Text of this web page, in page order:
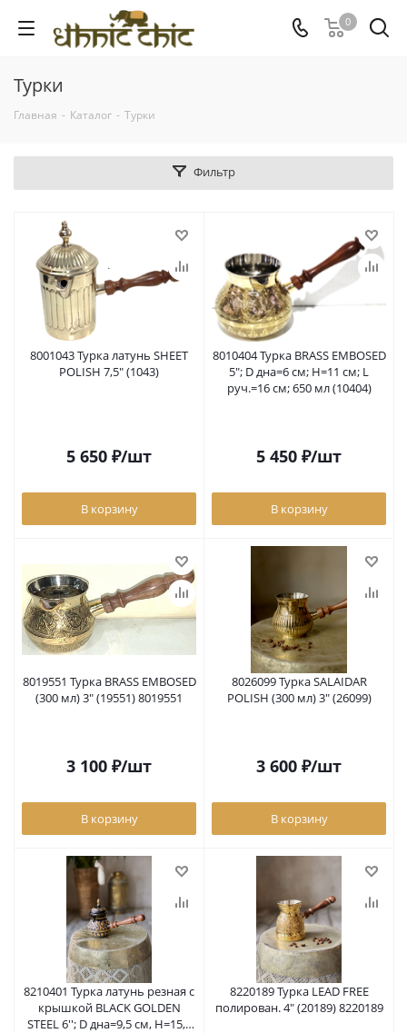
0
Турки
Главная - Каталог - Турки
Фильтр
8001043 Турка латунь SHEET
POLISH 7,5" (1043)
5 650 ₽/шт
В корзину
8010404 Турка BRASS EMBOSED
5"; D дна=6 см; H=11 см; L
руч.=16 см; 650 мл (10404)
5 450 ₽/шт
В корзину
8019551 Турка BRASS EMBOSED
(300 мл) 3" (19551) 8019551
3 100 ₽/шт
В корзину
8026099 Турка SALAIDAR
POLISH (300 мл) 3" (26099)
3 600 ₽/шт
В корзину
8210401 Турка латунь резная с
крышкой BLACK GOLDEN
STEEL 6''; D дна=9,5 см, H=15,5
8220189 Турка LEAD FREE
полирован. 4" (20189) 8220189